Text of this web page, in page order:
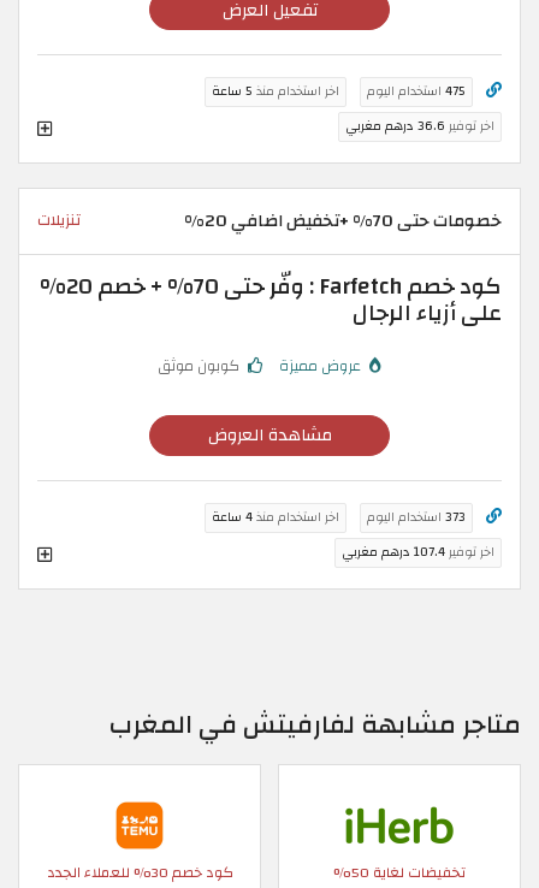
تفعيل العرض
475 استخدام اليوم اخر استخدام منذ 5 ساعة
اخر توفير 36.6 درهم مغربي
خصومات حتى 70% +تخفيض اضافي 20% تنزيلات
كود خصم Farfetch : وفّر حتى 70% + خصم 20%
على أزياء الرجال
عروض مميزة كوبون موثق
مشاهدة العروض
373 استخدام اليوم اخر استخدام منذ4 ساعة
اخر توفير107.4 درهم مغربي
متاجر مشابهة لفارفيتش في المغرب
تخفيضات لغاية 50% كود خصم 30% للعملاء الجدد